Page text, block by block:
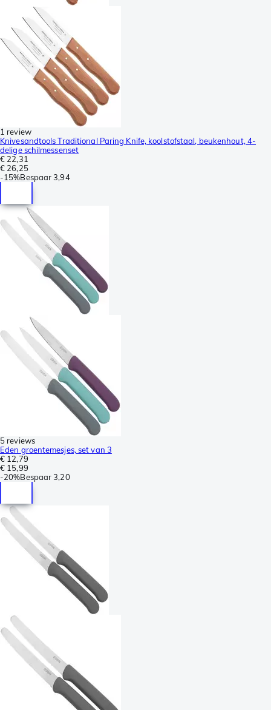
1 review
Knivesandtools Traditional Paring Knife, koolstofstaal, beukenhout, 4-
delige schilmessenset
€ 22,31
€ 26,25
-15%Bespaar 3,94
5 reviews
Eden groentemesjes, set van 3
€ 12,79
€ 15,99
-20%Bespaar 3,20